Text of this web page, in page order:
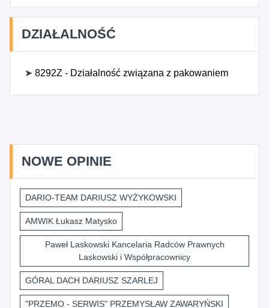
DZIAŁALNOŚĆ
➤ 8292Z - Działalność związana z pakowaniem
NOWE OPINIE
DARIO-TEAM DARIUSZ WYŻYKOWSKI
AMWIK Łukasz Matysko
Paweł Laskowski Kancelaria Radców Prawnych
Laskowski i Współpracownicy
GÓRAL DACH DARIUSZ SZARLEJ
"PRZEMO - SERWIS" PRZEMYSŁAW ZAWARYŃSKI